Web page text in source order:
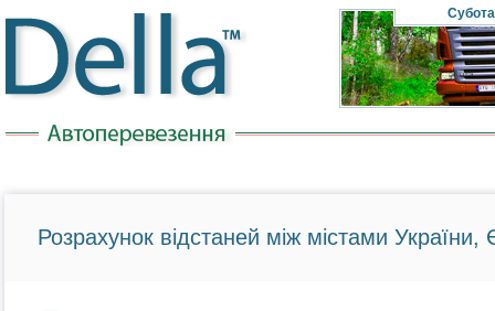
Субота
Розрахунок відстаней між містами України,